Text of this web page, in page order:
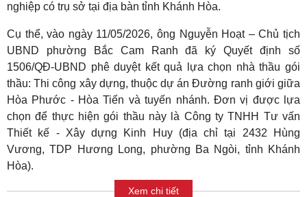
nghiệp có trụ sở tại địa bàn tỉnh Khánh Hòa.
Cụ thể, vào ngày 11/05/2026, ông Nguyễn Hoạt – Chủ tịch
UBND phường Bắc Cam Ranh đã ký Quyết định số
1506/QĐ-UBND phê duyệt kết quả lựa chọn nhà thầu gói
thầu: Thi công xây dựng, thuộc dự án Đường ranh giới giữa
Hòa Phước - Hòa Tiến và tuyến nhánh. Đơn vị được lựa
chọn để thực hiện gói thầu này là Công ty TNHH Tư vấn
Thiết kế - Xây dựng Kinh Huy (địa chỉ tại 2432 Hùng
Vương, TDP Hương Long, phường Ba Ngòi, tỉnh Khánh
Hòa).
Xem chi tiết